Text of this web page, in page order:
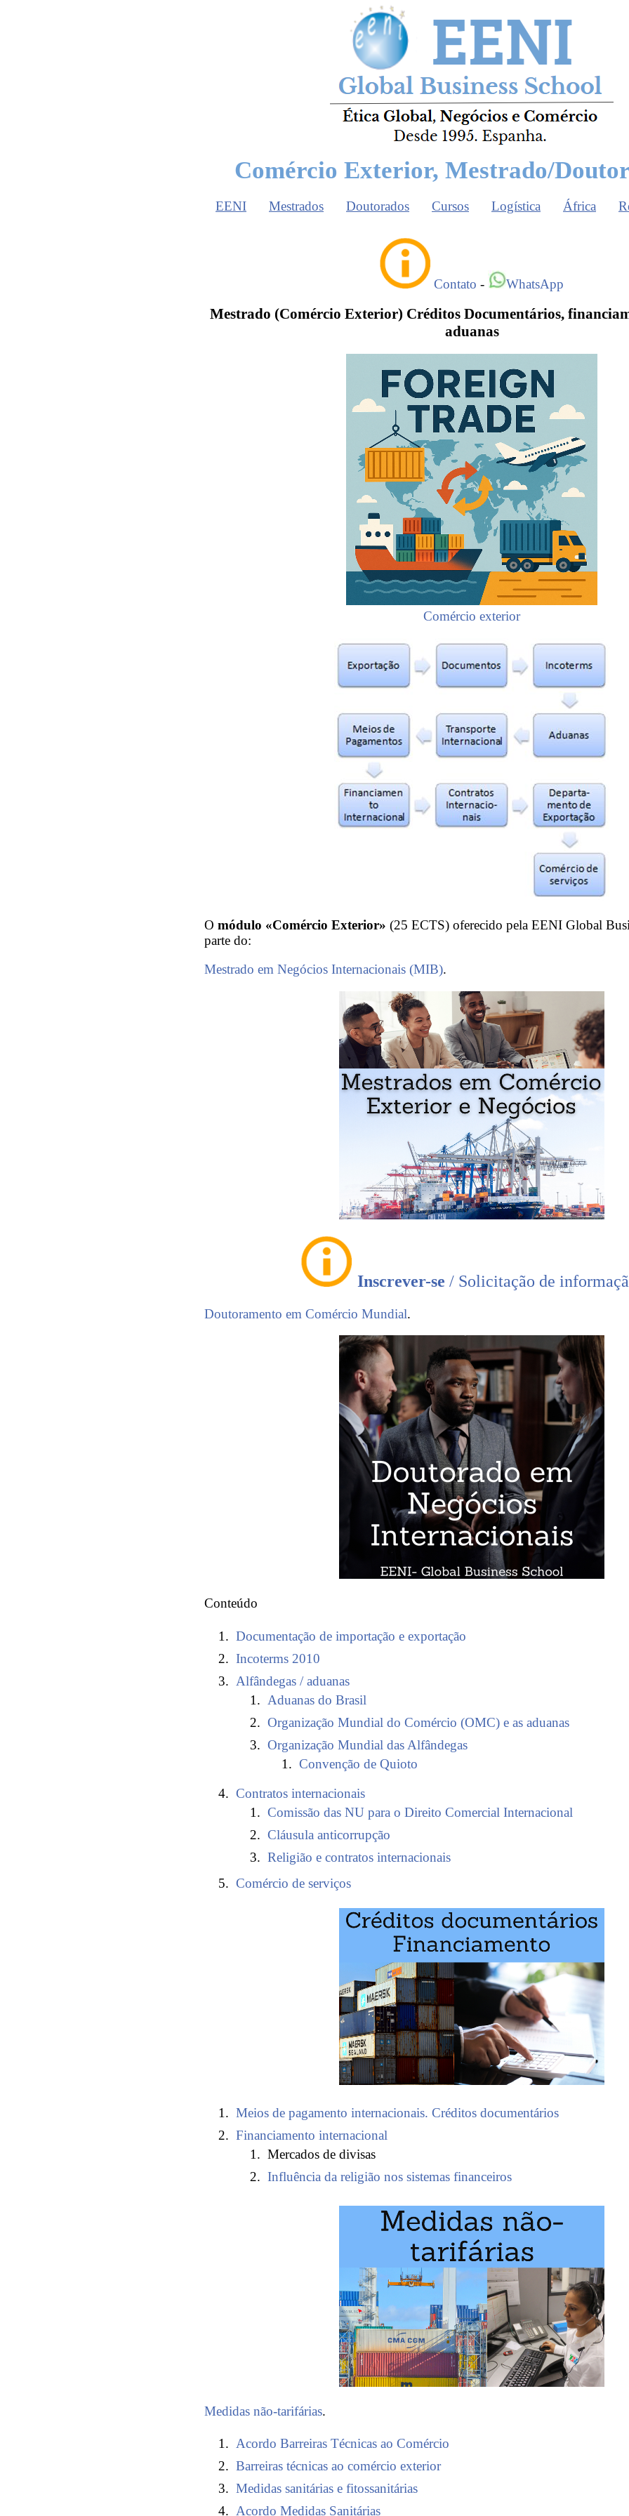
Comércio Exterior, Mestrado/
EENI Mestrados Doutorados Cursos Logística África
Contato - WhatsApp
Mestrado (Comércio Exterior) Créditos Documentários,
aduanas
Comércio exterior
O módulo «Comércio Exterior» (25 ECTS) oferecido pela EENI Global
parte do:
Mestrado em Negócios Internacionais (MIB).
Inscrever-se / Solicitação de
Doutoramento em Comércio Mundial.
Conteúdo
Documentação de importação e exportação
Incoterms 2010
Alfândegas / aduanas
Aduanas do Brasil
Organização Mundial do Comércio (OMC) e as aduanas
Organização Mundial das Alfândegas
Convenção de Quioto
Contratos internacionais
Comissão das NU para o Direito Comercial Internacional
Cláusula anticorrupção
Religião e contratos internacionais
Comércio de serviços
Meios de pagamento internacionais. Créditos documentários
Financiamento internacional
Mercados de divisas
Influência da religião nos sistemas financeiros
Medidas não-tarifárias.
Acordo Barreiras Técnicas ao Comércio
Barreiras técnicas ao comércio exterior
Medidas sanitárias e fitossanitárias
Acordo Medidas Sanitárias